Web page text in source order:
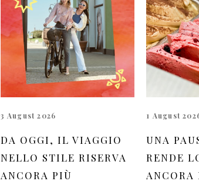
3 August 2026
DA OGGI, IL VIAGGIO
NELLO STILE RISERVA
ANCORA PIÙ
1 August
UNA
RENDE
ANCORA